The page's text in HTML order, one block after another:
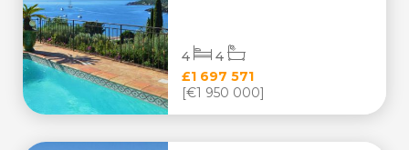
£1 697 571
[€1 950 000]
4 4